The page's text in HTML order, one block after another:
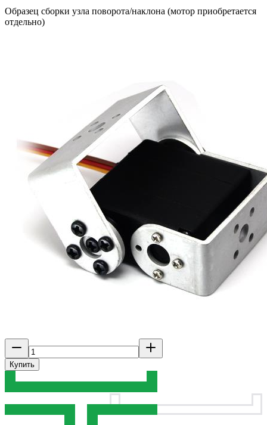
Образец сборки узла поворота/наклона (мотор приобретается
отдельно)
Купить